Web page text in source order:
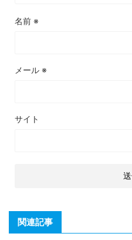
名前 ※
メール ※
サイト
関連記事